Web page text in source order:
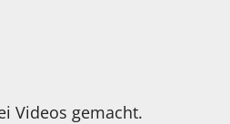
Videos gemacht.